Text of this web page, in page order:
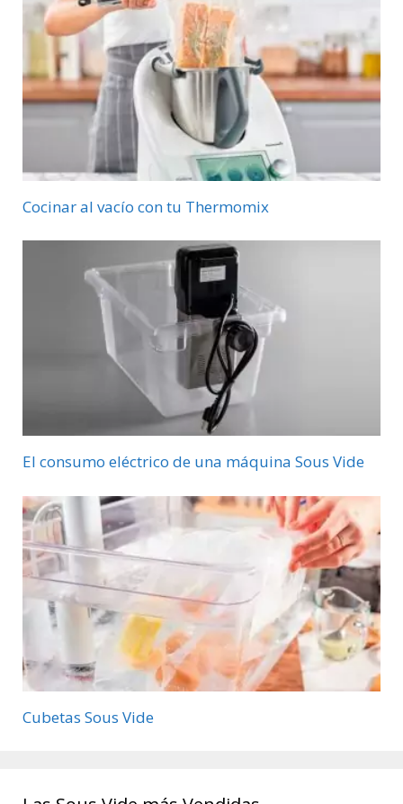
Cocinar al vacío con tu Thermomix
El consumo eléctrico de una máquina Sous Vide
Cubetas Sous Vide